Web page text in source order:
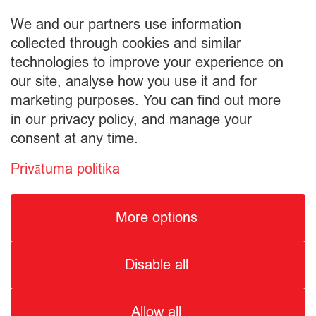
Пакет
Подытог: €0,30
Просмотр корзины
Оформление заказа
© Citro Ventspils 2026
SPECIĀLĀ ATĻAUJA ALKOHOLISKO DZĒRIENU
We and our partners use information
collected through cookies and similar
technologies to improve your experience on
our site, analyse how you use it and for
marketing purposes. You can find out more
in our privacy policy, and manage your
consent at any time.
Privātuma politika
More options
Disable all
Allow all